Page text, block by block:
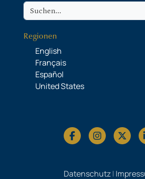
Suche
Regionen
English
Français
Español
United States
Datenschutz|